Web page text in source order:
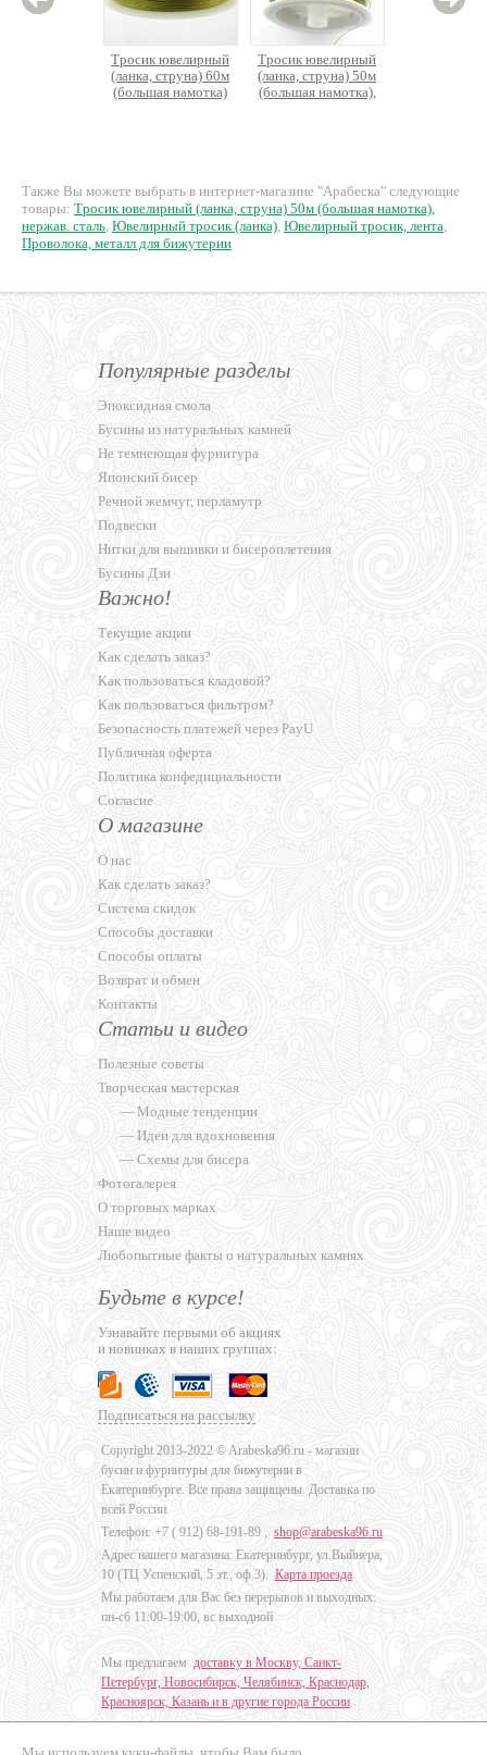
Тросик ювелирный
(ланка, струна) 60м
(большая намотка)
Тросик ювелирный
(ланка, струна) 50м
(большая намотка),
Также Вы можете выбрать в интернет-магазине "Арабеска" следующие
товары: Тросик ювелирный (ланка, струна) 50м (большая намотка),
нержав. сталь, Ювелирный тросик (ланка), Ювелирный тросик, лента,
Проволока, металл для бижутерии
Популярные разделы
Эпоксидная смола
Бусины из натуральных камней
Не темнеющая фурнитура
Японский бисер
Речной жемчуг, перламутр
Подвески
Нитки для вышивки и бисероплетения
Бусины Дзи
Важно!
Текущие акции
Как сделать заказ?
Как пользоваться кладовой?
Как пользоваться фильтром?
Безопасность платежей через PayU
Публичная оферта
Политика конфедициальности
Согласие
О магазине
О нас
Как сделать заказ?
Система скидок
Способы доставки
Способы оплаты
Возврат и обмен
Контакты
Статьи и видео
Полезные советы
Творческая мастерская
— Модные тенденции
— Идеи для вдохновения
— Схемы для бисера
Фотогалерея
О торговых марках
Наше видео
Любопытные факты о натуральных камнях
Будьте в курсе!
Узнавайте первыми об акциях
и новинках в наших группах:
Подписаться на рассылку
Copyright 2013-2022 © Arabeska96.ru - магазин
бусин и фурнитуры для бижутерии в
Екатеринбурге. Все права защищены. Доставка по
всей России.
Телефон: +7 ( 912) 68-191-89 , shop@arabeska96.ru
Адрес нашего магазина: Екатеринбург, ул.Выйнера,
10 (ТЦ Успенский, 5 эт., оф.3). Карта проезда
Мы работаем для Вас без перерывов и выходных:
пн-сб 11:00-19:00, вс выходной
Мы предлагаем доставку в Москву, Санкт-
Петербург, Новосибирск, Челябинск, Краснодар,
Красноярск, Казань и в другие города России .